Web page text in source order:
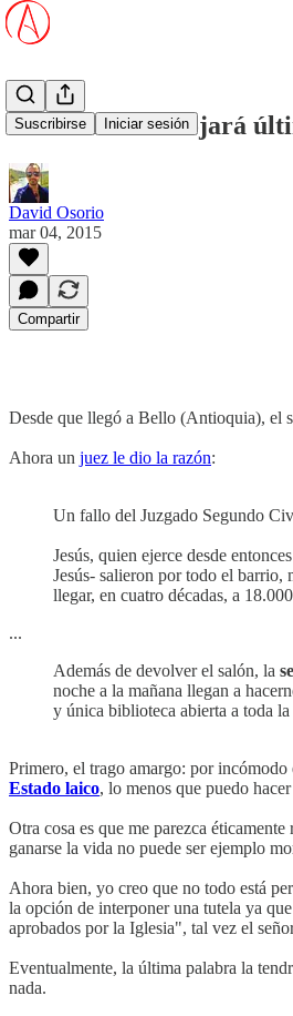
Suscribirse Iniciar sesión
Sacerdote desalojará
David Osorio
mar 04, 2015
Compartir
Desde que llegó a Bello (Antioquia), el
Ahora un juez le dio la razón:
Un fallo del Juzgado Segundo
Jesús, quien ejerce desde
Jesús- salieron por todo el barrio,
llegar, en cuatro décadas, a
...
Además de devolver el salón, la
noche a la mañana llegan a
y única biblioteca abierta a toda
Primero, el trago amargo: por incómodo
Estado laico, lo menos que puedo
Otra cosa es que me parezca
ganarse la vida no puede ser ejemplo
Ahora bien, yo creo que no todo está
la opción de interponer una tutela ya
aprobados por la Iglesia", tal vez el
Eventualmente, la última palabra la
nada.